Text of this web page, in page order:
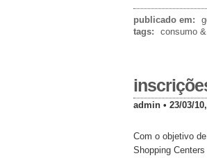
publicado em:
tags:
consumo
admin • 23/03/
Com o objetivo
Shopping Centers